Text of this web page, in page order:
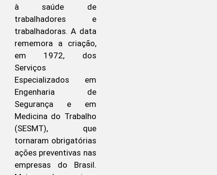
à saúde de
trabalhadores e
trabalhadoras. A data
rememora a criação,
em 1972, dos
Serviços
Especializados em
Engenharia de
Segurança e em
Medicina do Trabalho
(SESMT), que
tornaram obrigatórias
ações preventivas nas
empresas do Brasil.